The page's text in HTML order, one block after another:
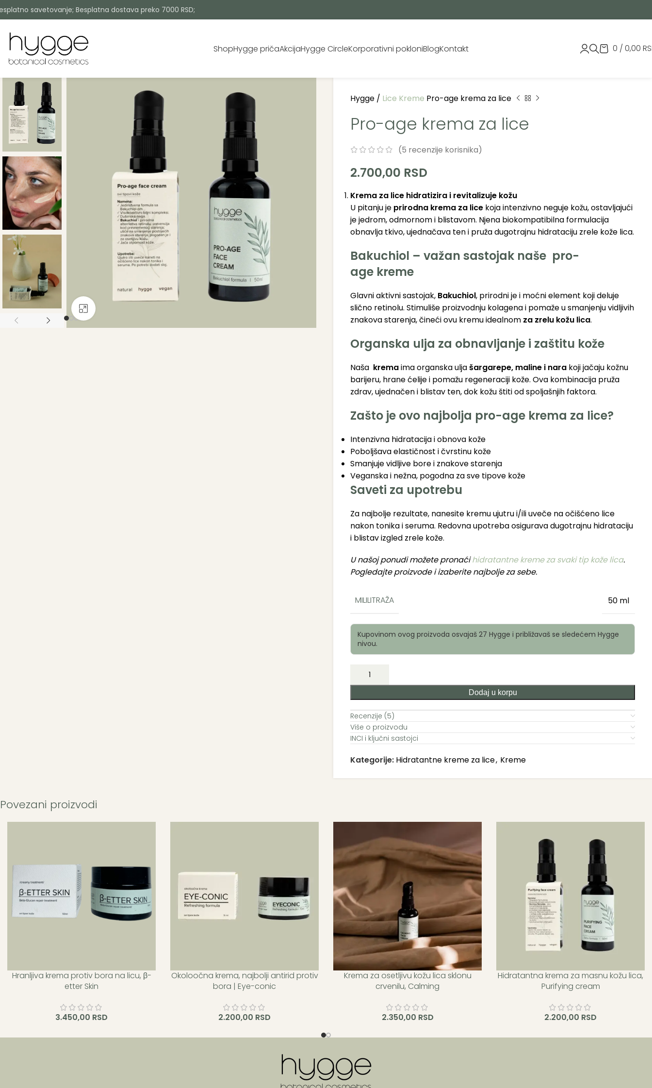
savetovanje; Besplatna dostava preko 7000 RSD;
ShopHygge pričaAkcijaHygge CircleKorporativni pokloniBlogKontakt 0 / 0,00
Hygge / Lice Kreme Pro-age krema za lice
Pro-age krema za lice
(5 recenzije korisnika)
2.700,00 RSD
Krema za lice hidratizira i revitalizuje kožu
U pitanju je prirodna krema za lice koja intenzivno neguje kožu, ostavljajući
je jedrom, odmornom i blistavom. Njena biokompatibilna formulacija
obnavlja tkivo, ujednačava ten i pruža dugotrajnu hidrataciju zrele kože lica.
Bakuchiol – važan sastojak naše pro-
age kreme
Glavni aktivni sastojak, Bakuchiol, prirodni je i moćni element koji deluje
slično retinolu. Stimuliše proizvodnju kolagena i pomaže u smanjenju vidljivih
znakova starenja, čineći ovu kremu idealnom za zrelu kožu lica.
Organska ulja za obnavljanje i zaštitu kože
Naša kremaima organska uljašargarepe, maline i nara koji jačaju kožnu
barijeru, hrane ćelije i pomažu regeneraciji kože. Ova kombinacija pruža
zdrav, ujednačen i blistav ten, dok kožu štiti od spoljašnjih faktora.
Zašto je ovo najbolja pro-age krema za lice?
Intenzivna hidratacija i obnova kože
Poboljšava elastičnost i čvrstinu kože
Smanjuje vidljive bore i znakove starenja
Veganska i nežna, pogodna za sve tipove kože
Saveti za upotrebu
Za najbolje rezultate, nanesite kremu ujutru i/ili uveče na očišćeno lice
nakon tonika i seruma. Redovna upotreba osigurava dugotrajnu hidrataciju
i blistav izgled zrele kože.
U našoj ponudi možete pronaćihidratantne kreme za svaki tip kože lica.
Pogledajte proizvode i izaberite najbolje za sebe.
MILILITRAŽA 50 ml
Kupovinom ovog proizvoda osvajaš 27 Hygge i približavaš se sledećem Hygge
nivou.
Dodaj u korpu
Recenzije (5)
Više o proizvodu
INCI i ključni sastojci
Kategorije: Hidratantne kreme za lice, Kreme
Povezani proizvodi
Kupovinom ovog proizvoda osvajaš 34
Hygge i približavaš se sledećem Hygge
Dodaj u korpu
Hranljiva krema protiv bora na licu, β-
etter Skin
3.450,00 RSD
Kupovinom ovog proizvoda osvajaš 22
Hygge i približavaš se sledećem Hygge
Dodaj u korpu
Okoloočna krema, najbolji antirid protiv
bora | Eye-conic
2.200,00 RSD
Kupovinom ovog proizvoda osvajaš 23
Hygge i približavaš se sledećem Hygge
Dodaj u korpu
Krema za osetljivu kožu lica sklonu
crvenilu, Calming
2.350,00 RSD
Kupovinom ovog proizvoda osvajaš 22
Hygge i približavaš se sledećem Hygge
Dodaj u korpu
Hidratantna krema za masnu kožu lica,
Purifying cream
2.200,00 RSD